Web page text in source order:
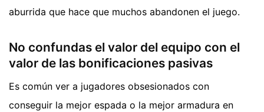
aburrida que hace que muchos abandonen el juego.
No confundas el valor del equipo con el
valor de las bonificaciones pasivas
Es común ver a jugadores obsesionados con
conseguir la mejor espada o la mejor armadura en